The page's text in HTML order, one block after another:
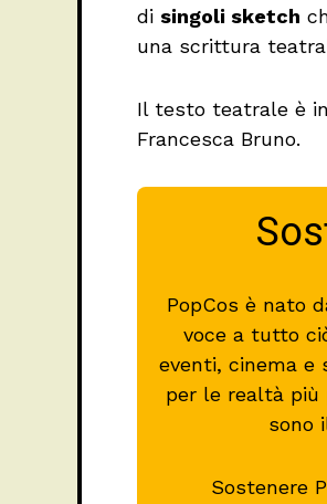
di singoli sketch
una scrittura
Il testo teatrale è
Francesca Bruno.
PopCos è nato
voce a tutto
eventi, cinema e
per le realtà più
sono
Sostenere